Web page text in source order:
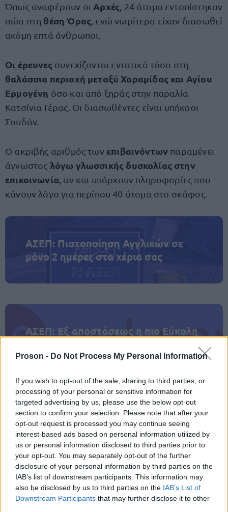
Proson - Do Not Process My Personal Information
If you wish to opt-out of the sale, sharing to third parties, or
processing of your personal or sensitive information for
targeted advertising by us, please use the below opt-out
section to confirm your selection. Please note that after your
opt-out request is processed you may continue seeing
interest-based ads based on personal information utilized by
us or personal information disclosed to third parties prior to
your opt-out. You may separately opt-out of the further
disclosure of your personal information by third parties on the
IAB’s list of downstream participants. This information may
also be disclosed by us to third parties on the IAB’s List of
Downstream Participants that may further disclose it to other
Όπως αναφέρουν οι Αρχές , 24 άτομα εντοπίστηκαν
σώα στη θέση Όρος , ενώ νωρίτερα είχαν διασωθεί
ακόμη επτά άνθρωποι.
Οι έρευνες συνεχίζονται εντατικά τόσο στη
θαλάσσια περιοχή μεταξύ Χαραμίδας και Αγίου
Ερμογένη όσο και από ξηράς στην παραλία
Κατσίνια Γέρας. Οι διασωθέντες είναι υπήκοοι
Σουδάν.
Ο ακριβής αριθμός των επιβαινόντων παραμένει
άγνωστος λόγω γλωσσικής δυσκολίας στην
επικοινωνία , αν και υπάρχουν πληροφορίες που
κάνουν λόγο για περίπου 40 άτομα στο σκάφος.
ΑΣΕΠ: Πιστοποίηση Αγγλικών σε
μόνο 2 ημέρες στα χέρια σας
ΑΣΕΠ: Εξ αποστάσεως η πιο Εύκολη
μέρες
Μάθε πρώτος όλες τις σημαντικές
ειδήσεις.
Βάλε το proson.gr στα αποτελέσματα
αναζήτησης της Google